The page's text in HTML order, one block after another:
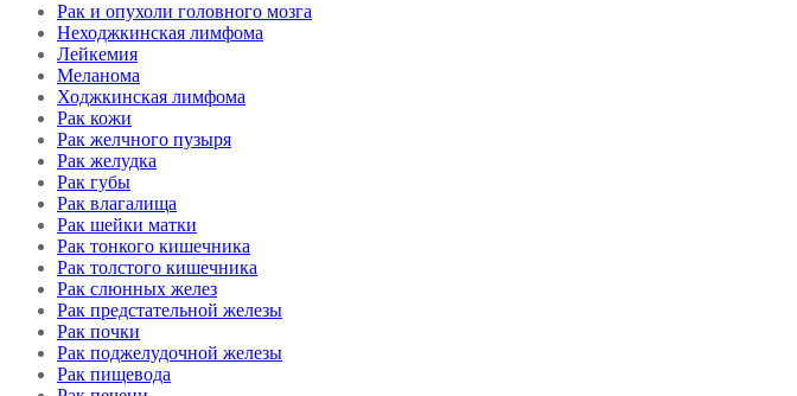
Рак и опухоли головного мозга
Неходжкинская лимфома
Лейкемия
Меланома
Ходжкинская лимфома
Рак кожи
Рак желчного пузыря
Рак желудка
Рак губы
Рак влагалища
Рак шейки матки
Рак тонкого кишечника
Рак толстого кишечника
Рак слюнных желез
Рак предстательной железы
Рак почки
Рак поджелудочной железы
Рак пищевода